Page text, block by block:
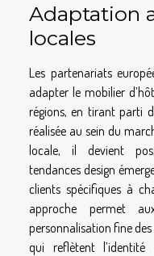
Adaptation
locales
Les partenariats
adapter le mobilier
régions, en tirant parti
réalisée au sein du
locale, il devient
tendances design
clients spécifiques à
approche permet
personnalisation fine
qui reflètent l’identité